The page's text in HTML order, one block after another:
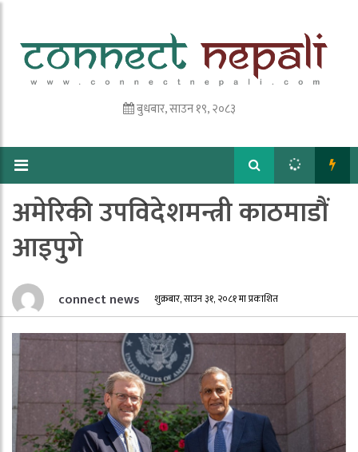
बुधबार, साउन १९, २०८३
अमेरिकी उपविदेशमन्त्री काठमाडौं
आइपुगे
connect news शुक्रबार, साउन ३१, २०८१ मा प्रकाशित